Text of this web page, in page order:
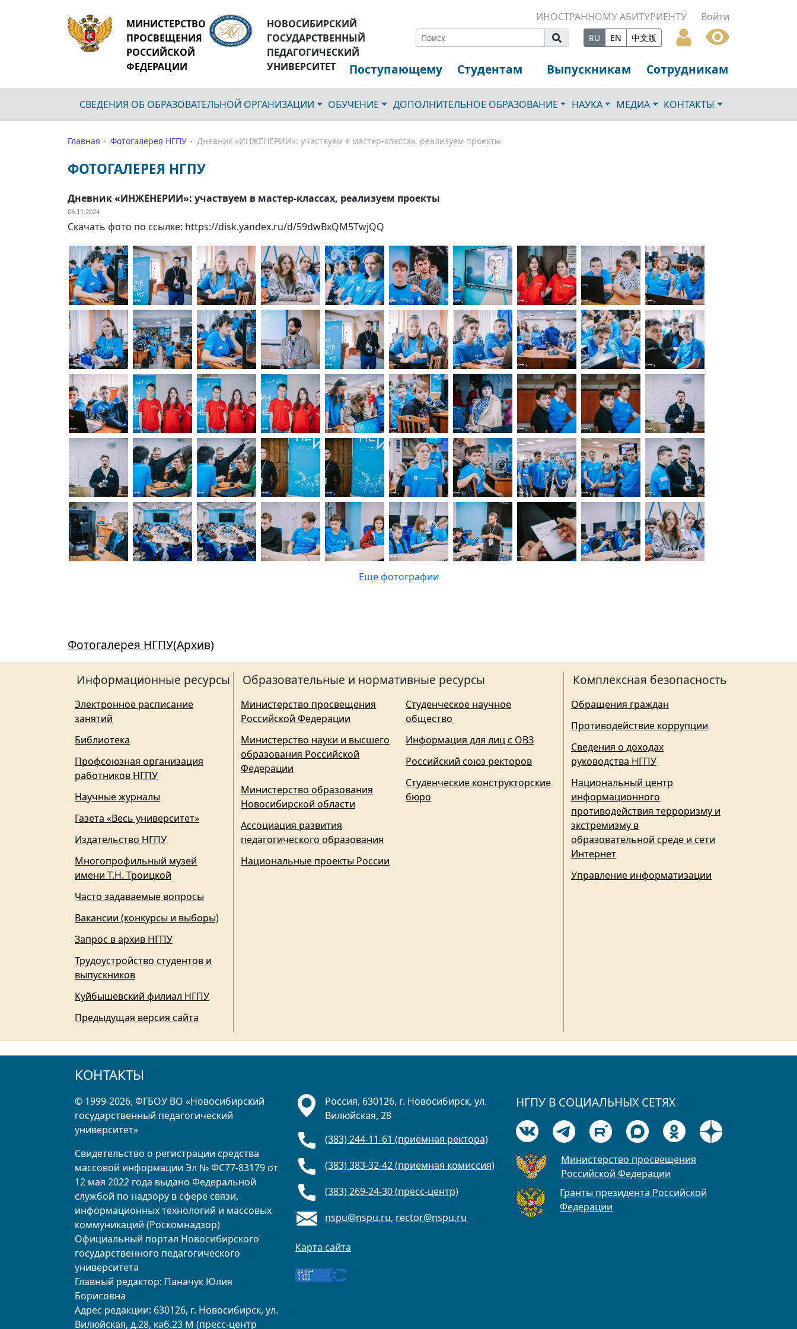
МИНИСТЕРСТВО
ПРОСВЕЩЕНИЯ
РОССИЙСКОЙ
ФЕДЕРАЦИИ
НОВОСИБИРСКИЙ
ГОСУДАРСТВЕННЫЙ
ПЕДАГОГИЧЕСКИЙ
УНИВЕРСИТЕТ
ИНОСТРАННОМУ АБИТУРИЕНТУ Войти
RU EN 中文版
Поступающему Студентам Выпускникам Сотрудникам
СВЕДЕНИЯ ОБ ОБРАЗОВАТЕЛЬНОЙ ОРГАНИЗАЦИИ ОБУЧЕНИЕ ДОПОЛНИТЕЛЬНОЕ ОБРАЗОВАНИЕ НАУКА МЕДИА КОНТАКТЫ
Главная Фотогалерея НГПУ Дневник «ИНЖЕНЕРИИ»: участвуем в мастер-классах, реализуем проекты
ФОТОГАЛЕРЕЯ НГПУ
Дневник «ИНЖЕНЕРИИ»: участвуем в мастер-классах, реализуем проекты
06.11.2024
Скачать фото по ссылке: https://disk.yandex.ru/d/59dwBxQM5TwjQQ
Еще фотографии
Фотогалерея НГПУ(Архив)
Информационные ресурсы
Электронное расписание
занятий
Библиотека
Профсоюзная организация
работников НГПУ
Научные журналы
Газета «Весь университет»
Издательство НГПУ
Многопрофильный музей
имени Т.Н. Троицкой
Часто задаваемые вопросы
Вакансии (конкурсы и выборы)
Запрос в архив НГПУ
Трудоустройство студентов и
выпускников
Куйбышевский филиал НГПУ
Предыдущая версия сайта
Образовательные и нормативные ресурсы
Министерство просвещения
Российской Федерации
Министерство науки и высшего
образования Российской
Федерации
Министерство образования
Новосибирской области
Ассоциация развития
педагогического образования
Национальные проекты России
Студенческое научное
общество
Информация для лиц с ОВЗ
Российский союз ректоров
Студенческие конструкторские
бюро
Комплексная безопасность
Обращения граждан
Противодействие коррупции
Сведения о доходах
руководства НГПУ
Национальный центр
информационного
противодействия терроризму и
экстремизму в
образовательной среде и сети
Интернет
Управление информатизации
КОНТАКТЫ
© 1999-2026, ФГБОУ ВО «Новосибирский
государственный педагогический
университет»
Свидетельство о регистрации средства
массовой информации Эл № ФС77-83179 от
12 мая 2022 года выдано Федеральной
службой по надзору в сфере связи,
информационных технологий и массовых
коммуникаций (Роскомнадзор)
Официальный портал Новосибирского
государственного педагогического
университета
Главный редактор: Паначук Юлия
Борисовна
Адрес редакции: 630126, г. Новосибирск, ул.
Вилюйская, д.28, каб.23 М (пресс-центр
Россия, 630126, г. Новосибирск, ул.
Вилюйская, 28
(383) 244-11-61 (приёмная ректора)
(383) 383-32-42 (приёмная комиссия)
(383) 269-24-30 (пресс-центр)
nspu@nspu.ru, rector@nspu.ru
Карта сайта
НГПУ В СОЦИАЛЬНЫХ СЕТЯХ
Министерство просвещения
Российской Федерации
Гранты президента Российской
Федерации